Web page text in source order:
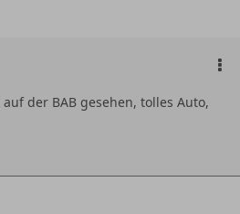
der BAB gesehen, tolles Auto,